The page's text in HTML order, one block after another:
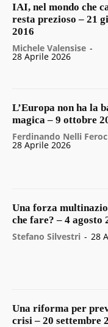
IAI, nel mondo che
resta prezioso – 21
2016
Michele Valensise -
28 Aprile 2026
L’Europa non ha la
magica – 9 ottobre
Ferdinando Nelli
28 Aprile 2026
Una forza
che fare? – 4 agosto
Stefano Silvestri - 28
Una riforma per
crisi – 20 settembre